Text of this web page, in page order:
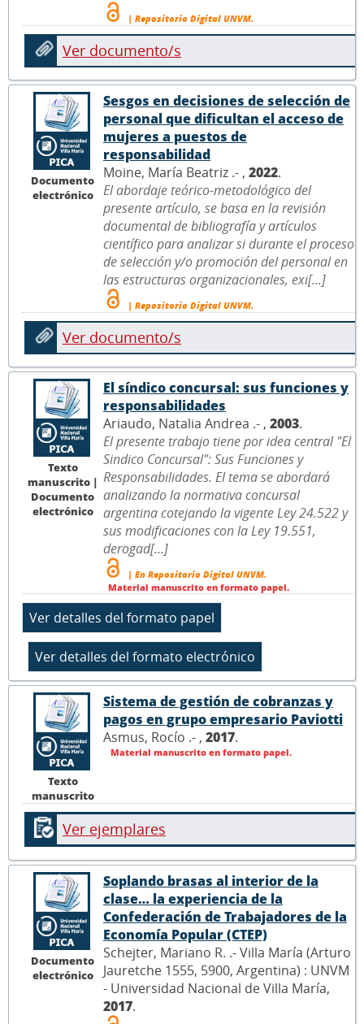
| Repositorio Digital UNVM.
Ver documento/s
Documento
electrónico
Sesgos en decisiones de selección de
personal que dificultan el acceso de
mujeres a puestos de
responsabilidad
Moine, María Beatriz .- , 2022.
El abordaje teórico-metodológico del
presente artículo, se basa en la revisión
documental de bibliografía y artículos
científico para analizar si durante el proceso
de selección y/o promoción del personal en
las estructuras organizacionales, exi[...]
| Repositorio Digital UNVM.
Ver documento/s
Texto
manuscrito |
Documento
electrónico
El síndico concursal: sus funciones y
responsabilidades
Ariaudo, Natalia Andrea .- , 2003.
El presente trabajo tiene por idea central "El
Sindico Concursal": Sus Funciones y
Responsabilidades. El tema se abordará
analizando la normativa concursal
argentina cotejando la vigente Ley 24.522 y
sus modificaciones con la Ley 19.551,
derogad[...]
| En Repositorio Digital UNVM.
Material manuscrito en formato papel.
Texto
manuscrito
Sistema de gestión de cobranzas y
pagos en grupo empresario Paviotti
Asmus, Rocío .- , 2017.
Material manuscrito en formato papel.
Ver ejemplares
Documento
electrónico
Soplando brasas al interior de la
clase… la experiencia de la
Confederación de Trabajadores de la
Economía Popular (CTEP)
Schejter, Mariano R. .- Villa María (Arturo
Jauretche 1555, 5900, Argentina) : UNVM
- Universidad Nacional de Villa María,
2017.